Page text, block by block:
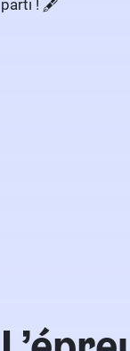
parti ! 🖋️